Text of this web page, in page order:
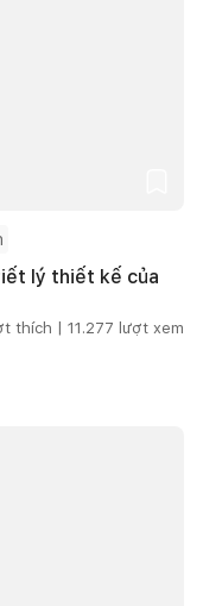
lý thiết kế của
thích | 11.277 lượt xem